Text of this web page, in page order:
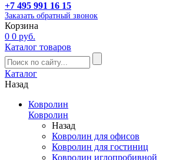
+7 495 991 16 15
Заказать обратный звонок
Корзина
0 0 руб.
Каталог товаров
Каталог
Назад
Ковролин
Ковролин
Назад
Ковролин для офисов
Ковролин для гостиниц
Ковролин иглопробивной